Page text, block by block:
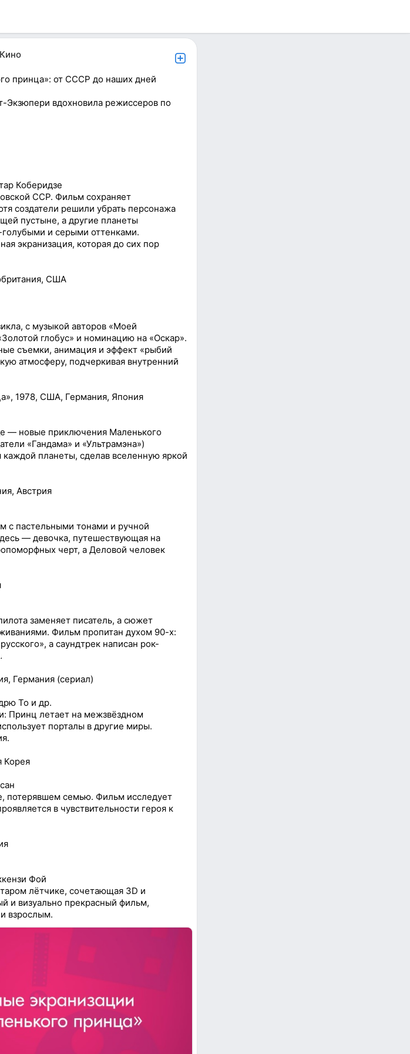
принца»: от СССР до наших дней
Экзюпери вдохновила режиссеров по
Коберидзе
ССР. Фильм сохраняет
создатели решили убрать персонажа
пустыне, а другие планеты
и серыми оттенками.
экранизация, которая до сих пор
США
с музыкой авторов «Моей
глобус» и номинацию на «Оскар».
съемки, анимация и эффект «рыбий
атмосферу, подчеркивая внутренний
1978, США, Германия, Япония
— новые приключения Маленького
«Гандама» и «Ультрамэна»)
каждой планеты, сделав вселенную яркой
Австрия
с пастельными тонами и ручной
— девочка, путешествующая на
черт, а Деловой человек
заменяет писатель, а сюжет
Фильм пропитан духом 90-х:
а саундтрек написан рок-
Германия (сериал)
То и др.
Принц летает на межзвёздном
порталы в другие миры.
Корея
потерявшем семью. Фильм исследует
в чувствительности героя к
Фой
лётчике, сочетающая 3D и
и визуально прекрасный фильм,
взрослым.